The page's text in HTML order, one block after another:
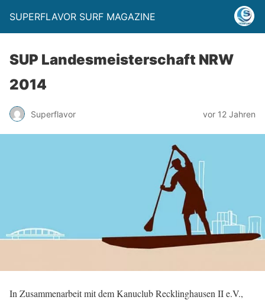
SUPERFLAVOR SURF MAGAZINE
SUP Landesmeisterschaft NRW
2014
Superflavor vor 12 Jahren
In Zusammenarbeit mit dem Kanuclub Recklinghausen II e.V.,